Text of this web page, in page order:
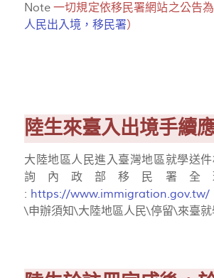
Note一切規定依移民署網站之公告
人民出入境，移民署）
陸生來臺入出境手續
大陸地區人民進入臺灣地區就學送
詢內政部移民署全
: https://www.immigration.gov.tw/
\申辦須知\大陸地區人民\停留\來臺就